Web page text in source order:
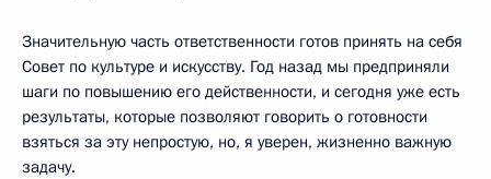
Значительную часть ответственности готов принять на себя
Совет по культуре и искусству. Год назад мы предприняли
шаги по повышению его действенности, и сегодня уже есть
результаты, которые позволяют говорить о готовности
взяться за эту непростую, но, я уверен, жизненно важную
задачу.